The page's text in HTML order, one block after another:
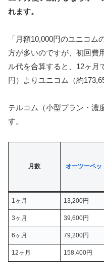
れます。
「月額10,000円のユニコ
方が多いのですが、初回費
ル代を合算すると、12ヶ月
円）よりユニコム（約
テルコム（小型プラン・濃
す。
月数 オーツーペッ
1ヶ月 13,200円
3ヶ月 39,600円
6ヶ月 79,200円
12ヶ月 158,400円